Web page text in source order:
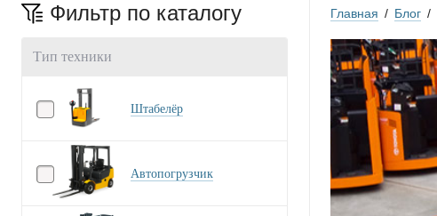
Фильтр по каталогу
Тип техники
Штабелёр
Автопогрузчик
Главная / Блог /